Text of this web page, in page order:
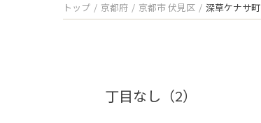
トップ 京都府 京都市 伏見区 深草ケナサ町
丁目なし（2）